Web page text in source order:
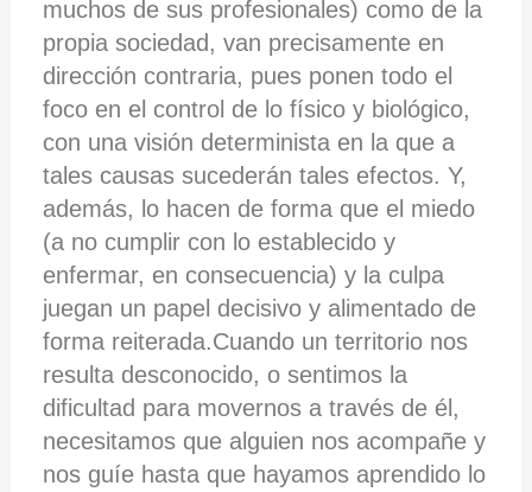
muchos de sus profesionales) como de la
propia sociedad, van precisamente en
dirección contraria, pues ponen todo el
foco en el control de lo físico y biológico,
con una visión determinista en la que a
tales causas sucederán tales efectos. Y,
además, lo hacen de forma que el miedo
(a no cumplir con lo establecido y
enfermar, en consecuencia) y la culpa
juegan un papel decisivo y alimentado de
forma reiterada.Cuando un territorio nos
resulta desconocido, o sentimos la
dificultad para movernos a través de él,
necesitamos que alguien nos acompañe y
nos guíe hasta que hayamos aprendido lo